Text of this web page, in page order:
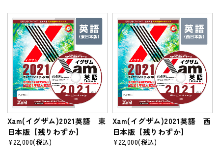
Xam(イグザム)2021英語 東
日本版【残りわずか】
¥22,000(税込)
Xam(イグザム)2021英語 西
日本版【残りわずか】
¥22,000(税込)